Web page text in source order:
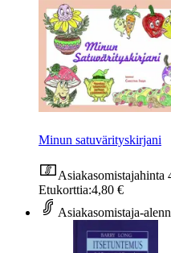
Minun satuvärityskirjani
Asiakasomistajahinta
Etukorttia:4,80 €
Asiakasomistaja-